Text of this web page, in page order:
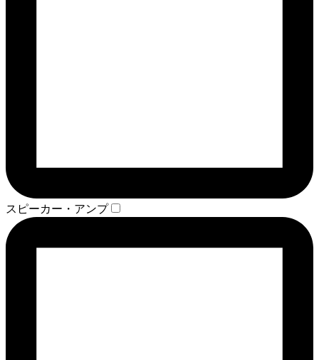
スピーカー・アンプ